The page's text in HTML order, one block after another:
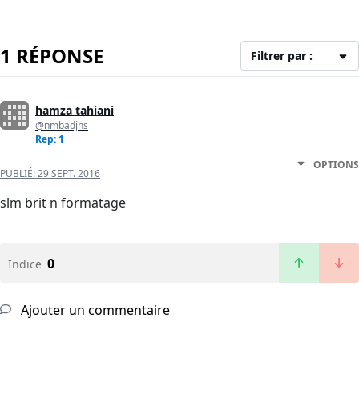
1 RÉPONSE Filtrer par :
hamza tahiani
@nmbadjhs
Rep: 1
PUBLIÉ:29 SEPT. 2016
OPTIONS
slm brit n formatage
Indice 0
Ajouter un commentaire